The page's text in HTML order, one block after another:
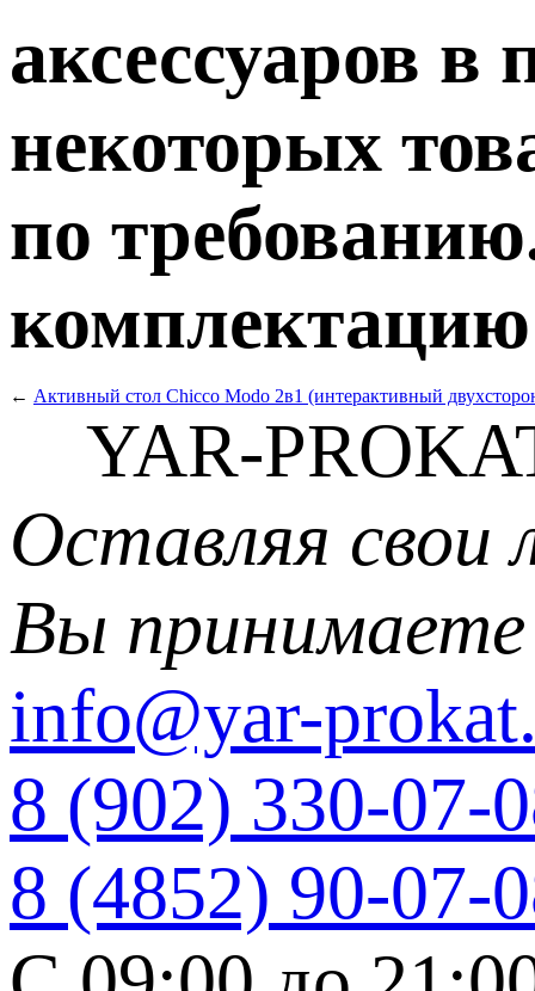
аксессуаров в
некоторых
по
комплектацию
← Активный стол Chicco Modo 2в1 (интерактивный
YAR-
Оставляя свои
Вы
info@yar-
8 (902) 330-07-
8 (4852) 90-07-